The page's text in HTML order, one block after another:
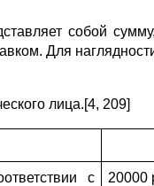
собой
Для
лица.[4, 209]
с
20000